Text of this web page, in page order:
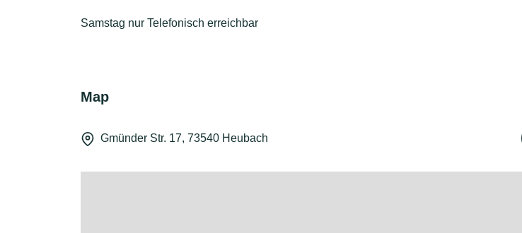
Samstag nur Telefonisch erreichbar
Map
Gmünder Str. 17, 73540 Heubach